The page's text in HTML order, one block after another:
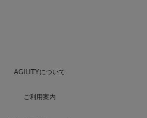
AGILITYについて
ご利用案内